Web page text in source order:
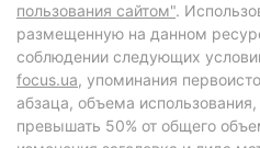
пользования сайтом".
размещенную на данном
соблюдении следующих
focus.ua, упоминания
абзаца, объема
превышать 50% от общего